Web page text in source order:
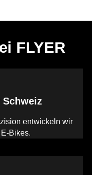
FLYER
entwickeln wir
Bikes.